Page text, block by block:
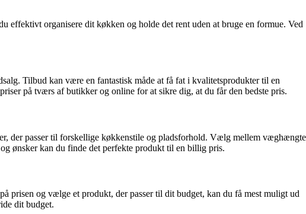
effektivt organisere dit køkken og holde det rent uden at bruge en formue. Ved
Tilbud kan være en fantastisk måde at få fat i kvalitetsprodukter til en
på tværs af butikker og online for at sikre dig, at du får den bedste pris.
der passer til forskellige køkkenstile og pladsforhold. Vælg mellem væghængte
ønsker kan du finde det perfekte produkt til en billig pris.
prisen og vælge et produkt, der passer til dit budget, kan du få mest muligt ud
dit budget.